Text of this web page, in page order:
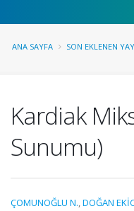
ANA SAYFA SON EKLENEN
Kardiak
Sunumu)
ÇOMUNOĞLU N.,DOĞAN